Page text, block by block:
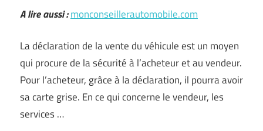
A lire aussi :monconseillerautomobile.com
La déclaration de la vente du véhicule est un moyen
qui procure de la sécurité à l’acheteur et au vendeur.
Pour l’acheteur, grâce à la déclaration, il pourra avoir
sa carte grise. En ce qui concerne le vendeur, les
services …